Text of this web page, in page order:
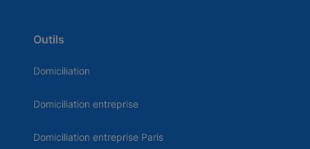
Outils
Domiciliation
Domiciliation entreprise
Domiciliation entreprise Paris